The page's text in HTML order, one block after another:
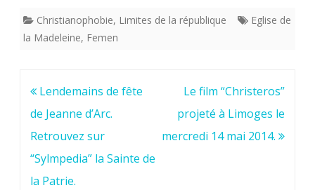
Christianophobie, Limites de la république
Eglise de
la Madeleine, Femen
Navigation
de
l’article
Lendemains de fête
de Jeanne d’Arc.
Retrouvez sur
“Sylmpedia” la Sainte de
la Patrie.
Le film “Christeros”
projeté à Limoges le
mercredi 14 mai 2014.